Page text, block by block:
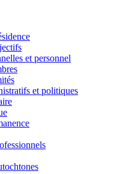
et personnel
et politiques